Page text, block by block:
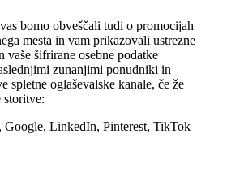
bomo obveščali tudi o promocijah
mesta in vam prikazovali ustrezne
vaše šifrirane osebne podatke
zunanjimi ponudniki in
spletne oglaševalske kanale, če že
storitve:
Google, LinkedIn, Pinterest, TikTok